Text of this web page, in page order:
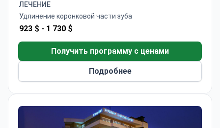
ЛЕЧЕНИЕ
Удлинение коронковой части зуба
923 $ - 1 730 $
Получить программу с ценами
Подробнее